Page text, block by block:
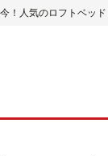
今！人気のロフトベッド